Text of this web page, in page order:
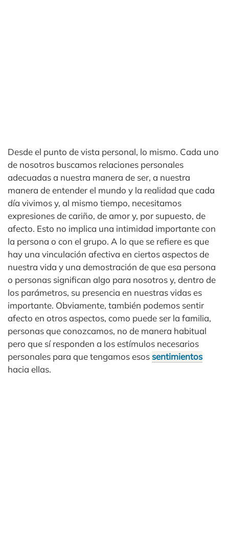
Desde el punto de vista personal, lo mismo. Cada uno
de nosotros buscamos relaciones personales
adecuadas a nuestra manera de ser, a nuestra
manera de entender el mundo y la realidad que cada
día vivimos y, al mismo tiempo, necesitamos
expresiones de cariño, de amor y, por supuesto, de
afecto. Esto no implica una intimidad importante con
la persona o con el grupo. A lo que se refiere es que
hay una vinculación afectiva en ciertos aspectos de
nuestra vida y una demostración de que esa persona
o personas significan algo para nosotros y, dentro de
los parámetros, su presencia en nuestras vidas es
importante. Obviamente, también podemos sentir
afecto en otros aspectos, como puede ser la familia,
personas que conozcamos, no de manera habitual
pero que sí responden a los estímulos necesarios
personales para que tengamos esos sentimientos
hacia ellas.